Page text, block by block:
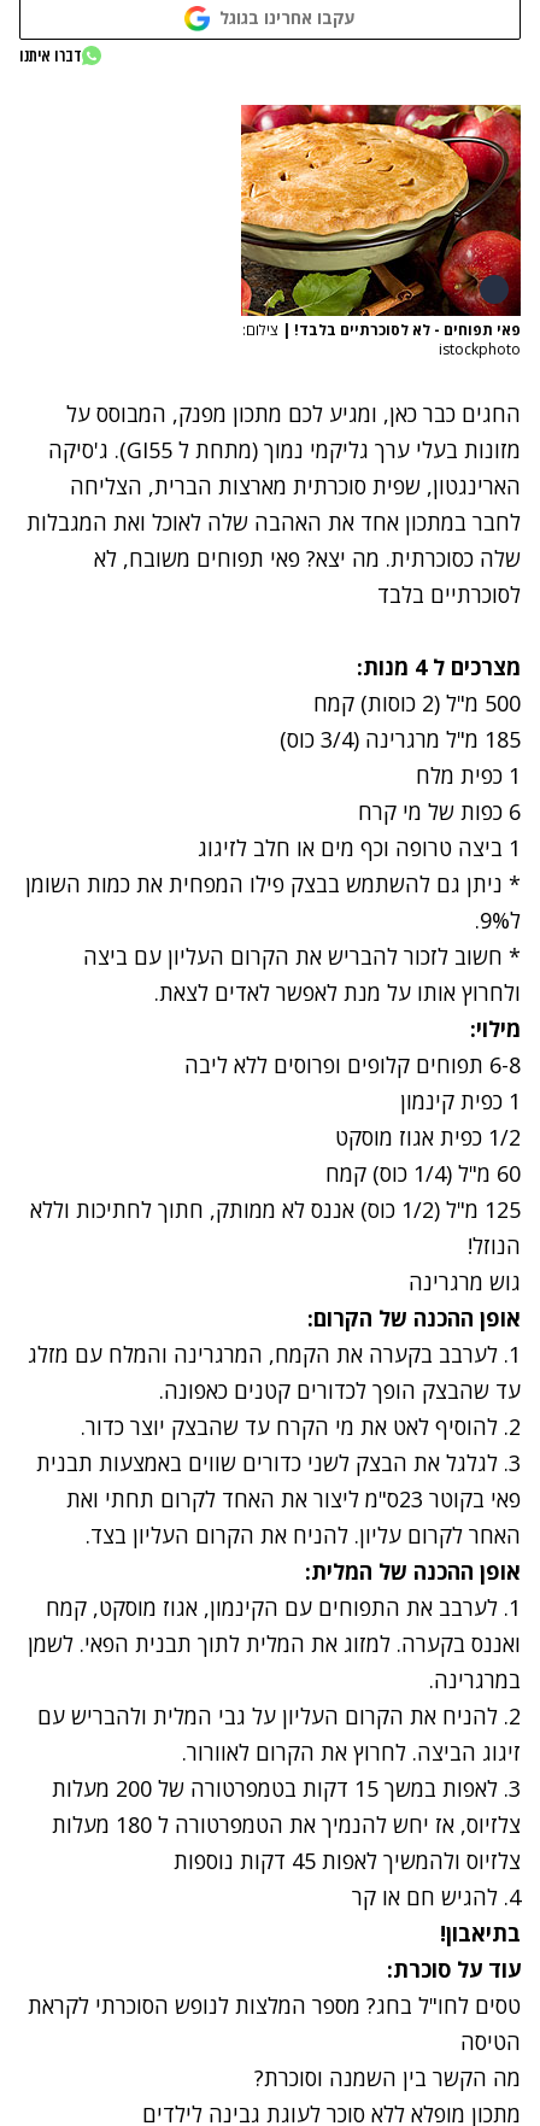
עקבו אחרינו בגוגל
דברו איתנו
פאי תפוחים - לא לסוכרתיים בלבד! | צילום:
istockphoto
החגים כבר כאן, ומגיע לכם מתכון מפנק, המבוסס על
מזונות בעלי ערך גליקמי נמוך (מתחת ל GI55). ג'סיקה
הארינגטון, שפית סוכרתית מארצות הברית, הצליחה
לחבר במתכון אחד את האהבה שלה לאוכל ואת המגבלות
שלה כסוכרתית. מה יצא? פאי תפוחים משובח, לא
לסוכרתיים בלבד
מצרכים ל 4 מנות:
500 מ"ל (2 כוסות) קמח
185 מ"ל מרגרינה (3/4 כוס)
1 כפית מלח
6 כפות של מי קרח
1 ביצה טרופה וכף מים או חלב לזיגוג
* ניתן גם להשתמש בבצק פילו המפחית את כמות השומן
ל9%.
* חשוב לזכור להבריש את הקרום העליון עם ביצה
ולחרוץ אותו על מנת לאפשר לאדים לצאת.
מילוי:
6-8 תפוחים קלופים ופרוסים ללא ליבה
1 כפית קינמון
1/2 כפית אגוז מוסקט
60 מ"ל (1/4 כוס) קמח
125 מ"ל (1/2 כוס) אננס לא ממותק, חתוך לחתיכות וללא
הנוזל!
גוש מרגרינה
אופן ההכנה של הקרום:
1. לערבב בקערה את הקמח, המרגרינה והמלח עם מזלג
עד שהבצק הופך לכדורים קטנים כאפונה.
2. להוסיף לאט את מי הקרח עד שהבצק יוצר כדור.
3. לגלגל את הבצק לשני כדורים שווים באמצעות תבנית
פאי בקוטר 23ס"מ ליצור את האחד לקרום תחתי ואת
האחר לקרום עליון. להניח את הקרום העליון בצד.
אופן ההכנה של המלית:
1. לערבב את התפוחים עם הקינמון, אגוז מוסקט, קמח
ואננס בקערה. למזוג את המלית לתוך תבנית הפאי. לשמן
במרגרינה.
2. להניח את הקרום העליון על גבי המלית ולהבריש עם
זיגוג הביצה. לחרוץ את הקרום לאוורור.
3. לאפות במשך 15 דקות בטמפרטורה של 200 מעלות
צלזיוס, אז יחש להנמיך את הטמפרטורה ל 180 מעלות
צלזיוס ולהמשיך לאפות 45 דקות נוספות
4. להגיש חם או קר
בתיאבון!
עוד על סוכרת:
טסים לחו"ל בחג? מספר המלצות לנופש הסוכרתי לקראת
הטיסה
מה הקשר בין השמנה וסוכרת?
מתכון מופלא ללא סוכר לעוגת גבינה לילדים